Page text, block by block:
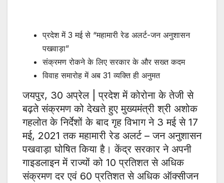
प्रदेश में 3 मई से “महामारी रेड अलर्ट-जन अनुशासन
पखवाड़ा”
संक्रमण रोकने के लिए सरकार के और सख्त कदम
विवाह समारोह में अब 31 व्यक्ति ही अनुमत
जयपुर, 30 अप्रेल | प्रदेश में कोरोना के तेजी से
बढ़ते संक्रमण को देखते हुए मुख्यमंत्री श्री अशोक
गहलोत के निर्देशों के बाद गृह विभाग ने 3 मई से 17
मई, 2021 तक महामारी रेड अलर्ट – जन अनुशासन
पखवाड़ा घोषित किया है। केंद्र सरकार ने अपनी
गाइडलाइन में राज्यों को 10 प्रतिशत से अधिक
संक्रमण दर एवं 60 प्रतिशत से अधिक ऑक्सीजन